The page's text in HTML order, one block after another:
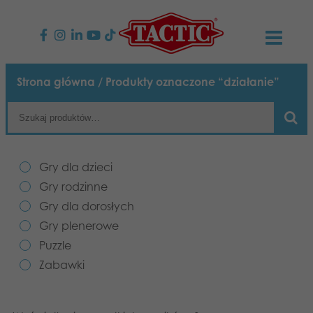
PRODUKTY
Gry dla dzieci
Gry dla dorosłych
Gry plenerowe
AKTUALNOŚCI
Zasady postępowania
Odpowiedzialność
Nasza historia
KONTAKT
Napisz do nas
Strony internetowe
Strona główna / Produkty oznaczone “działanie”
Gry dla dzieci
Gry rodzinne
Gry dla dorosłych
Gry plenerowe
Puzzle
Zabawki